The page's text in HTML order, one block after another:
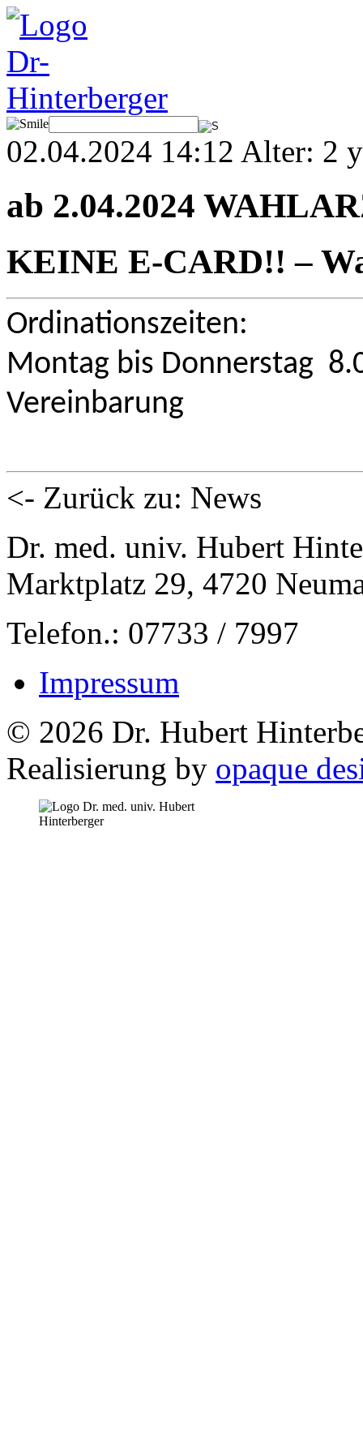
02.04.2024 14:12 Alter: 2
ab 2.04.2024
KEINE E-CARD!! –
Ordinationszeiten:
Montag bis Donnerstag
Vereinbarung
<- Zurück zu: News
Dr. med. univ. Hubert
Marktplatz 29, 4720
Telefon.: 07733 / 7997
Impressum
© 2026 Dr. Hubert
Realisierung by opaque